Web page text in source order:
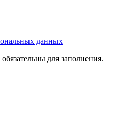
данных
обязательны для заполнения.